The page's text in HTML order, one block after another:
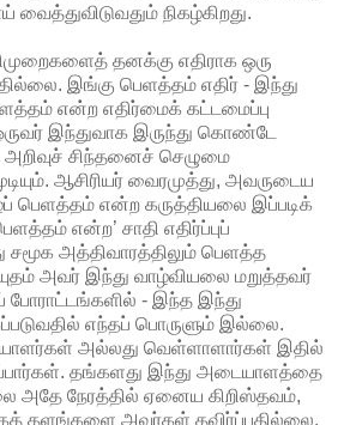
நிகழ்கிறது.
தனக்கு எதிராக ஒரு
இங்கு பெளத்தம் எதிர் - இந்து
என்ற எதிர்மைக் கட்டமைப்பு
இந்துவாக இருந்து கொண்டே
சிந்தனைச் செழுமை
ஆசிரியர் வைரமுத்து, அவருடைய
பெளத்தம் என்ற கருத்தியலை இப்படிக்
என்ற’ சாதி எதிர்ப்புப்
சமூக அத்திவாரத்திலும் பெளத்த
அவர் இந்து வாழ்வியலை மறுத்தவர்
போராட்டங்களில் - இந்த இந்து
எந்தப் பொருளும் இல்லை.
அல்லது வெள்ளாளார்கள் இதில்
தங்களது இந்து அடையாளத்தை
அதே நேரத்தில் ஏனைய கிறிஸ்தவம்,
தளங்களை அவர்கள் தவிர்ப்பதில்லை.